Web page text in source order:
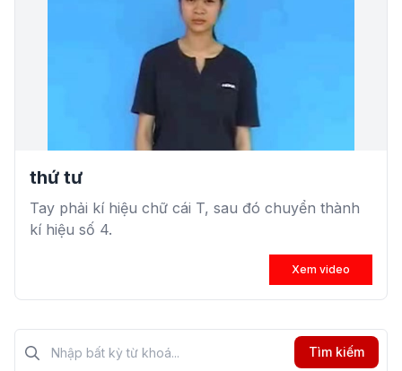
thứ tư
Tay phải kí hiệu chữ cái T, sau đó chuyển thành
kí hiệu số 4.
Xem video
Tìm kiếm?>
Tìm kiếm